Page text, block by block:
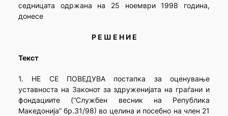
седницата одржана на 25 ноември 1998 година,
донесе
Р Е Ш Е Н И Е
Текст
1. НЕ СЕ ПОВЕДУВА постапка за оценување
уставноста на Законот за здруженијата на граѓани и
фондациите (“Службен весник на Република
Македонија” бр.31/98) во целина и посебно на член 21